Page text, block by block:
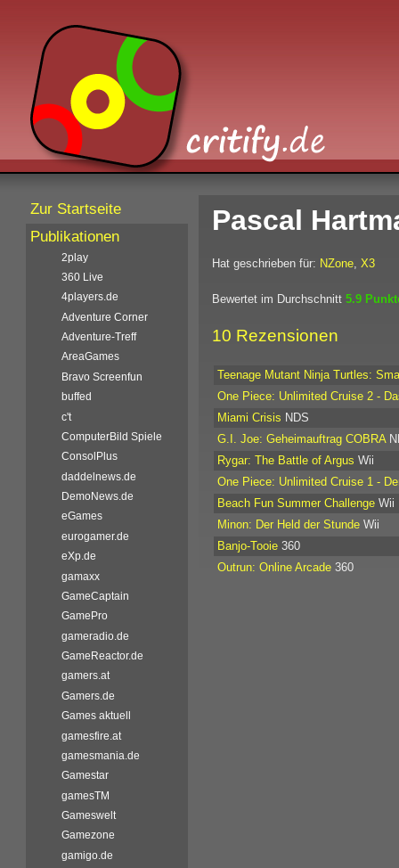
Pascal
Hat geschrieben für: NZone, X3
Bewertet im Durchschnitt 5.9
10 Rezensionen
Teenage Mutant Ninja Turtles:
One Piece: Unlimited Cruise 2 -
Miami Crisis NDS
G.I. Joe: Geheimauftrag COBRA
Rygar: The Battle of Argus Wii
One Piece: Unlimited Cruise 1 -
Beach Fun Summer ChallengeWii
Minon: Der Held der StundeWii
Banjo-Tooie360
Outrun: Online Arcade360
Zur Startseite
Publikationen
2play
360 Live
4players.de
Adventure Corner
Adventure-Treff
AreaGames
Bravo Screenfun
buffed
c't
ComputerBild Spiele
ConsolPlus
daddelnews.de
DemoNews.de
eGames
eurogamer.de
eXp.de
gamaxx
GameCaptain
GamePro
gameradio.de
GameReactor.de
gamers.at
Gamers.de
Games aktuell
gamesfire.at
gamesmania.de
Gamestar
gamesTM
Gameswelt
Gamezone
gamigo.de